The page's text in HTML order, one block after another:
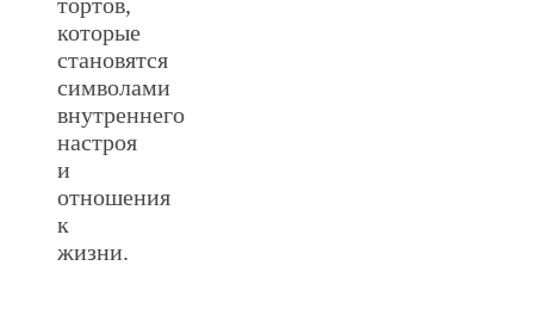
которые
становятся
символами
внутреннего
настроя
и
отношения
к
жизни.